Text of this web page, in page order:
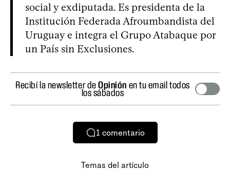
social y exdiputada. Es presidenta de la
Institución Federada Afroumbandista del
Uruguay e integra el Grupo Atabaque por
un País sin Exclusiones.
Recibí la newsletter deOpinión en tu email todos
los sábados
1 comentario
Temas del artículo